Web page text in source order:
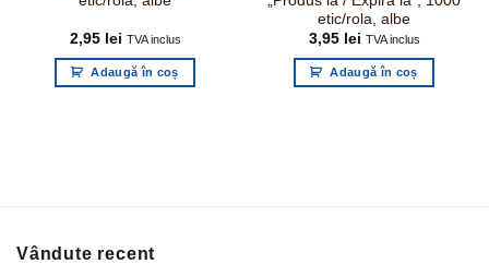
2,95 lei TVA inclus
Adaugă în coș
etic/rola, albe
3,95 lei TVA inclus
Adaugă în coș
Vândute recent